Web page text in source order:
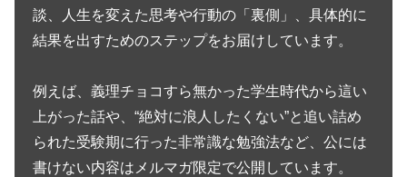
談、人生を変えた思考や行動の「裏側」、具体的に
結果を出すためのステップをお届けしています。
例えば、義理チョコすら無かった学生時代から這い
上がった話や、“絶対に浪人したくない”と追い詰め
られた受験期に行った非常識な勉強法など、公には
書けない内容はメルマガ限定で公開しています。